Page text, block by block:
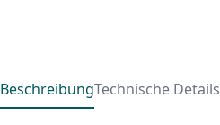
BeschreibungTechnische Details